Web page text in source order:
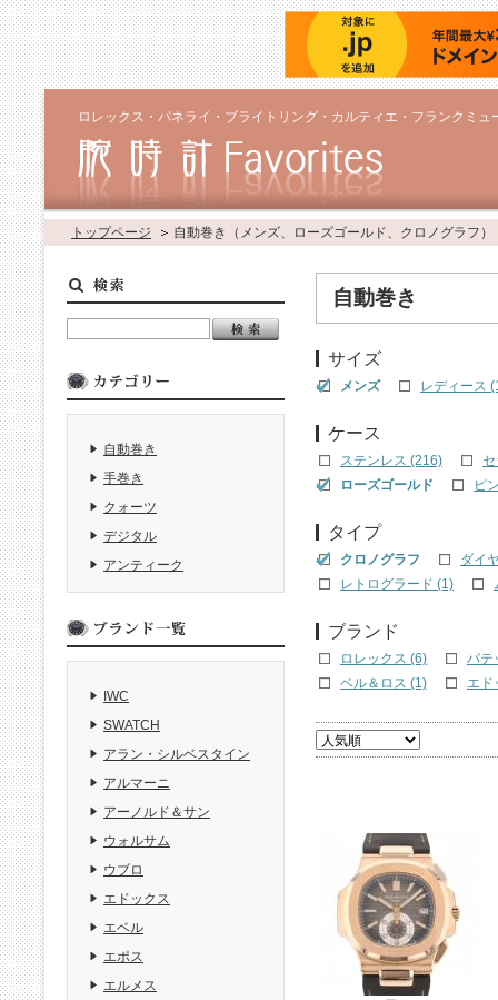
ロレックス・パネライ・ブライトリング・カルティエ・フランクミ
トップページ 自動巻き（メンズ、ローズゴールド、クロノグラフ）
自動巻き
サイズ
メンズ レディース
ケース
ステンレス (216)
ローズゴールド
ピ
タイプ
クロノグラフ
ダイ
レトログラード (1)
ブランド
ロレックス (6)
パテ
ベル＆ロス (1)
エド
自動巻き
手巻き
クォーツ
デジタル
アンティーク
IWC
SWATCH
アラン・シルベスタイン
アルマーニ
アーノルド＆サン
ウォルサム
ウブロ
エドックス
エベル
エポス
エルメス